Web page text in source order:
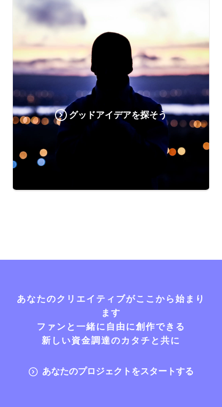
グッドアイデアを探そう
あなたのクリエイティブがここから始まり
ます
ファンと一緒に自由に創作できる
新しい資金調達のカタチと共に
あなたのプロジェクトをスタートする